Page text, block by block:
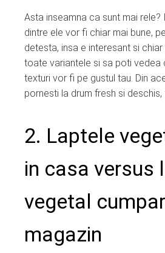
Asta inseamna ca sunt mai rele?
dintre ele vor fi chiar mai bune,
detesta, insa e interesant si
toate variantele si sa poti vedea
texturi vor fi pe gustul tau. Din
pornesti la drum fresh si
2. Laptele
in casa versus
vegetal
magazin